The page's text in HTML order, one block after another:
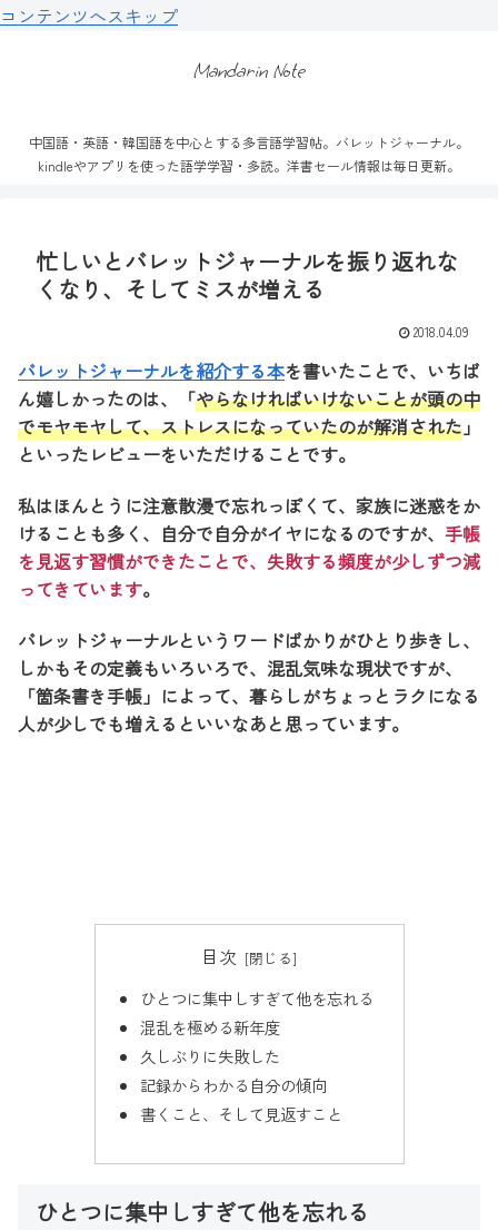
コンテンツへスキップ
Mandarin Note
中国語・英語・韓国語を中心とする多言語学習帖。バレットジャーナル。
kindleやアプリを使った語学学習・多読。洋書セール情報は毎日更新。
忙しいとバレットジャーナルを振り返れな
くなり、そしてミスが増える
2018.04.09
バレットジャーナルを紹介する本を書いたことで、いちば
ん嬉しかったのは、「やらなければいけないことが頭の中
でモヤモヤして、ストレスになっていたのが解消された」
といったレビューをいただけることです。
私はほんとうに注意散漫で忘れっぽくて、家族に迷惑をか
けることも多く、自分で自分がイヤになるのですが、 手帳
を見返す習慣ができたことで、失敗する頻度が少しずつ減
ってきています。
バレットジャーナルというワードばかりがひとり歩きし、
しかもその定義もいろいろで、混乱気味な現状ですが、
「箇条書き手帳」によって、暮らしがちょっとラクになる
人が少しでも増えるといいなあと思っています。
目次
ひとつに集中しすぎて他を忘れる
混乱を極める新年度
久しぶりに失敗した
記録からわかる自分の傾向
書くこと、そして見返すこと
ひとつに集中しすぎて他を忘れる